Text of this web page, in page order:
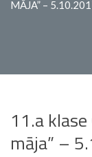
MĀJA” –
11.a
māja” –